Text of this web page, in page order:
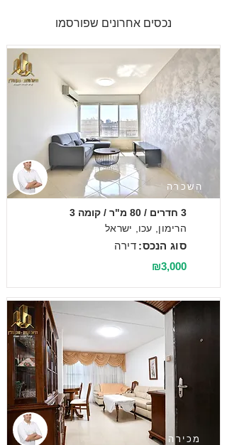
נכסים אחרונים שפורסמו
השכרה
3 חדרים / 80 מ"ר / קומה 3
הרימון, עכו, ישראל
דירה סוג הנכס:
₪3,000
מכירה